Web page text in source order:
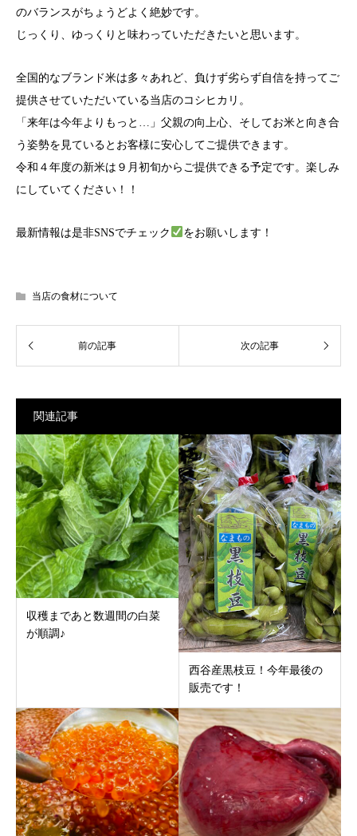
のバランスがちょうどよく絶妙です。
じっくり、ゆっくりと味わっていただきたいと思います。
全国的なブランド米は多々あれど、負けず劣らず自信を持ってご
提供させていただいている当店のコシヒカリ。
「来年は今年よりもっと…」父親の向上心、そしてお米と向き合
う姿勢を見ているとお客様に安心してご提供できます。
令和４年度の新米は９月初旬からご提供できる予定です。楽しみ
にしていてください！！
最新情報は是非SNSでチェック をお願いします！
当店の食材について
関連記事
収穫まであと数週間の白菜
が順調♪
西谷産黒枝豆！今年最後の
販売です！